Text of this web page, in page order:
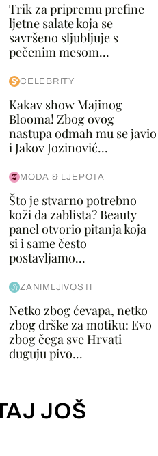
Trik za pripremu prefine
ljetne salate koja se
savršeno sljubljuje s
pečenim mesom...
CELEBRITY
Kakav show Majinog
Blooma! Zbog ovog
nastupa odmah mu se javio
i Jakov Jozinović...
MODA & LJEPOTA
Što je stvarno potrebno
koži da zablista? Beauty
panel otvorio pitanja koja
si i same često
postavljamo...
ZANIMLJIVOSTI
Netko zbog ćevapa, netko
zbog drške za motiku: Evo
zbog čega sve Hrvati
duguju pivo...
JOŠ